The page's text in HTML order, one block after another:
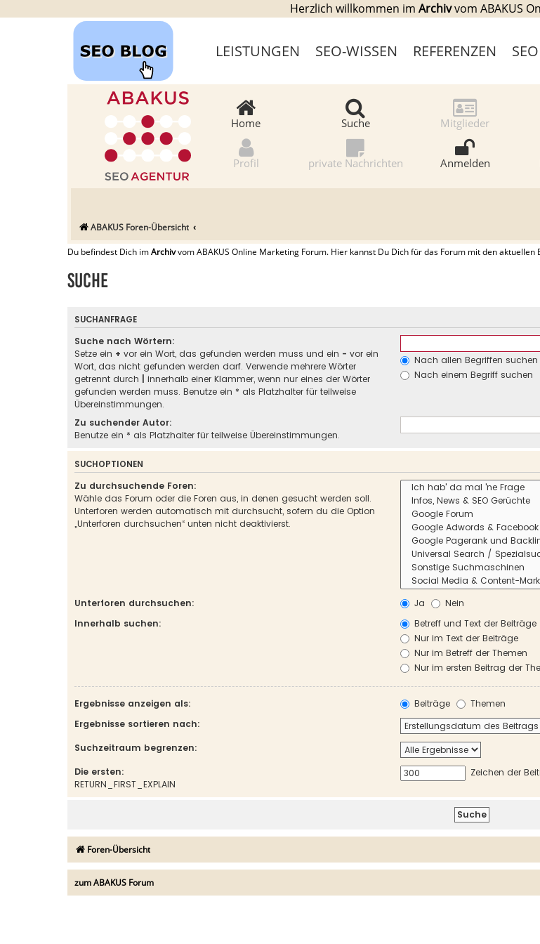
Herzlich willkommen im Archivvom ABAKUS
LEISTUNGEN SEO-WISSEN REFERENZEN
Home
Profil
Suche
private Nachrichten
Mitglieder
Anmelden
ABAKUS Foren-Übersicht
Du befindest Dich imArchivvom ABAKUS Online Marketing Forum. Hier kannst Du Dich für das Forum mit den aktuellen
Suche
SUCHANFRAGE
Suche nach Wörtern:
Setze ein + vor ein Wort, das gefunden werden muss und ein - vor ein
Wort, das nicht gefunden werden darf. Verwende mehrere Wörter
getrennt durch
innerhalb einer Klammer, wenn nur eines der Wörter
gefunden werden muss. Benutze ein * als Platzhalter für teilweise
Übereinstimmungen.
Nach allen Begriffen
Nach einem Begriff suchen
Zu suchender Autor:
Benutze ein * als Platzhalter für teilweise Übereinstimmungen.
SUCHOPTIONEN
Zu durchsuchende Foren:
Wähle das Forum oder die Foren aus, in denen gesucht werden soll.
Unterforen werden automatisch mit durchsucht, sofern du die Option
„Unterforen durchsuchen“ unten nicht deaktivierst.
Unterforen durchsuchen: Ja
Nein
Innerhalb suchen:
Betreff und Text der Beiträge
Nur im Text der Beiträge
Nur im Betreff der Themen
Nur im ersten Beitrag der
Ergebnisse anzeigen als: Beiträge
Themen
Ergebnisse sortieren nach:
Suchzeitraum begrenzen:
Die ersten:
RETURN_FIRST_EXPLAIN
Zeichen der
Foren-Übersicht
zum ABAKUS Forum